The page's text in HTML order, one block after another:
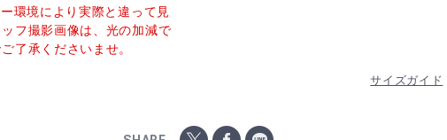
環境により実際と違って見
フ撮影画像は、光の加減で
了承くださいませ。
サイズガイド